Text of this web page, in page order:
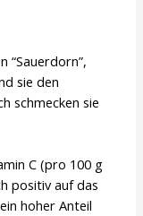
“Sauerdorn”,
sie den
schmecken sie
C (pro 100 g
positiv auf das
hoher Anteil